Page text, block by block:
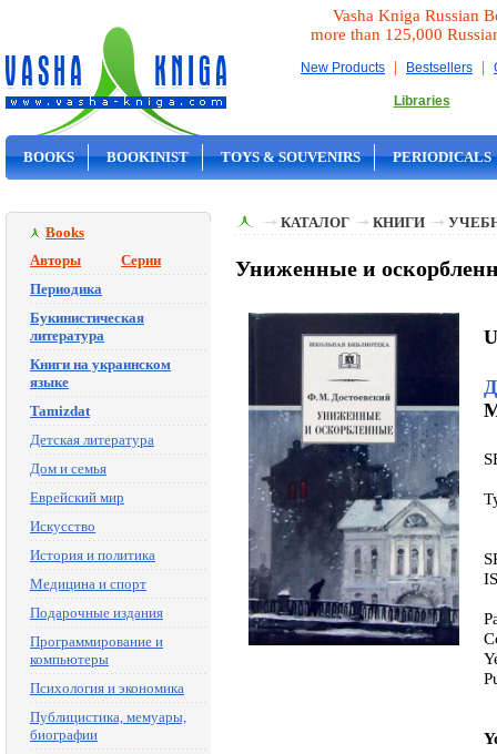
Vasha Kniga Russian
more than 125,000
New Products | Bestsellers |
Libraries
BOOKS BOOKINIST TOYS & SOUVENIRS PERIODICALS
Books
Авторы
Серии
Периодика
Букинистическая
литература
Книги на украинском
языке
Tamizdat
Детская литература
Дом и семья
Еврейский мир
Искусство
История и политика
Медицина и спорт
Подарочные издания
Программирование и
компьютеры
Психология и экономика
Публицистика, мемуары,
биографии
КАТАЛОГ КНИГИ
Униженные и